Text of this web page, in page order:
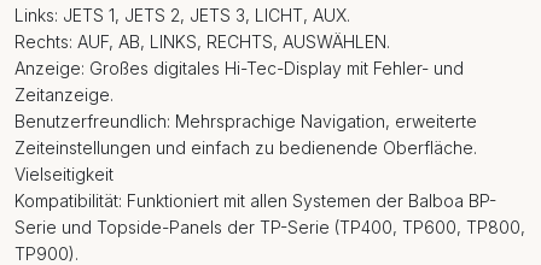
Links: JETS 1, JETS 2, JETS 3, LICHT, AUX.
Rechts: AUF, AB, LINKS, RECHTS, AUSWÄHLEN.
Anzeige: Großes digitales Hi-Tec-Display mit Fehler- und
Zeitanzeige.
Benutzerfreundlich: Mehrsprachige Navigation, erweiterte
Zeiteinstellungen und einfach zu bedienende Oberfläche.
Vielseitigkeit
Kompatibilität: Funktioniert mit allen Systemen der Balboa BP-
Serie und Topside-Panels der TP-Serie (TP400, TP600, TP800,
TP900).